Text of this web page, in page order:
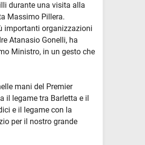
durante una visita alla
Massimo Pillera.
importanti organizzazioni
Atanasio Gonelli, ha
Ministro, in un gesto che
mani del Premier
il legame tra Barletta e il
e il legame con la
per il nostro grande